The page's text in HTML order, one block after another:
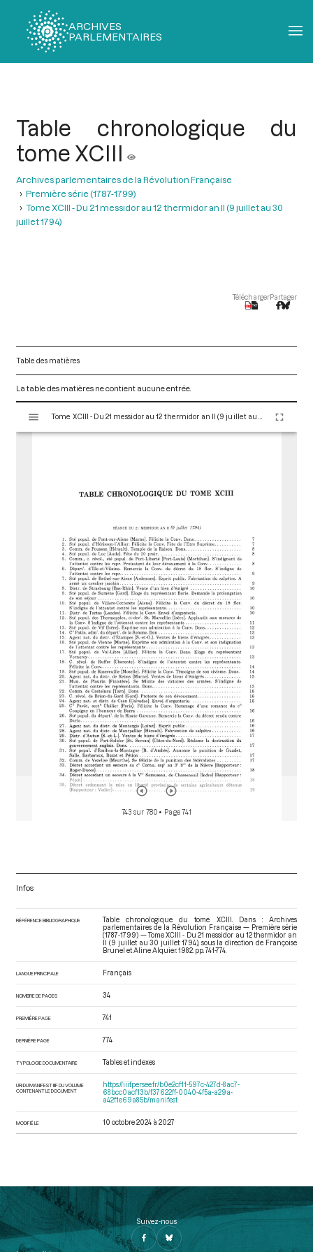
ARCHIVES
PARLEMENTAIRES
Table chronologique du
tome XCIII
Archives parlementaires de la Révolution Française
Première série (1787-1799)
Tome XCIII - Du 21 messidor au 12 thermidor an II (9 juillet au 30
juillet 1794)
TéléchargerPartager
Table des matières
La table des matières ne contient aucune entrée.
s
743 sur 780 • Page 741
Infos
RÉFÉRENCE BIBLIOGRAPHIQUE
Table chronologique du tome XCIII. Dans : Archives
parlementaires de la Révolution Française — Première série
(1787-1799) — Tome XCIII - Du 21 messidor au 12 thermidor an
II (9 juillet au 30 juillet 1794), sous la direction de Françoise
Brunel et Aline Alquier. 1982. pp. 741-774.
LANGUE PRINCIPALE Français
NOMBRE DE PAGES 34
PREMIÈRE PAGE 741
DERNIÈRE PAGE 774
TYPOLOGIE DOCUMENTAIRE Tables et indexes
URI DU MANIFEST IIIF DU VOLUME
CONTENANT LE DOCUMENT
https://iiif.persee.fr/b0e2cf11-597c-427d-8ac7-
68bcc0acf13b/f37622ff-0040-4f5a-a29a-
a42f1e69a85b/manifest
MODIFIÉ LE 10 octobre 2024 à 20:27
Suivez-nous